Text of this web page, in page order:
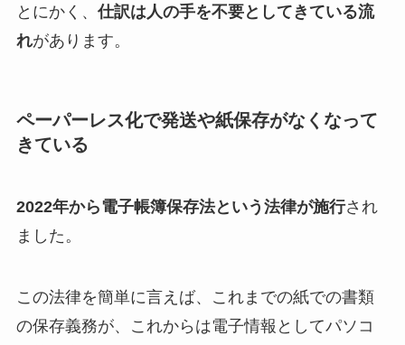
とにかく、 仕訳は人の手を不要としてきている流
れがあります。
ペーパーレス化で発送や紙保存がなくなって
きている
2022年から電子帳簿保存法という法律が施行され
ました。
この法律を簡単に言えば、これまでの紙での書類
の保存義務が、これからは電子情報としてパソコ